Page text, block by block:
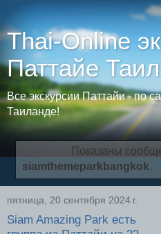
Thai-Online
Паттайе
Все экскурсии Паттайи - по
Таиланде!
Показаны
siamthemeparkbangkok.
пятница, 20 сентября 2024 г.
Siam Amazing Park есть